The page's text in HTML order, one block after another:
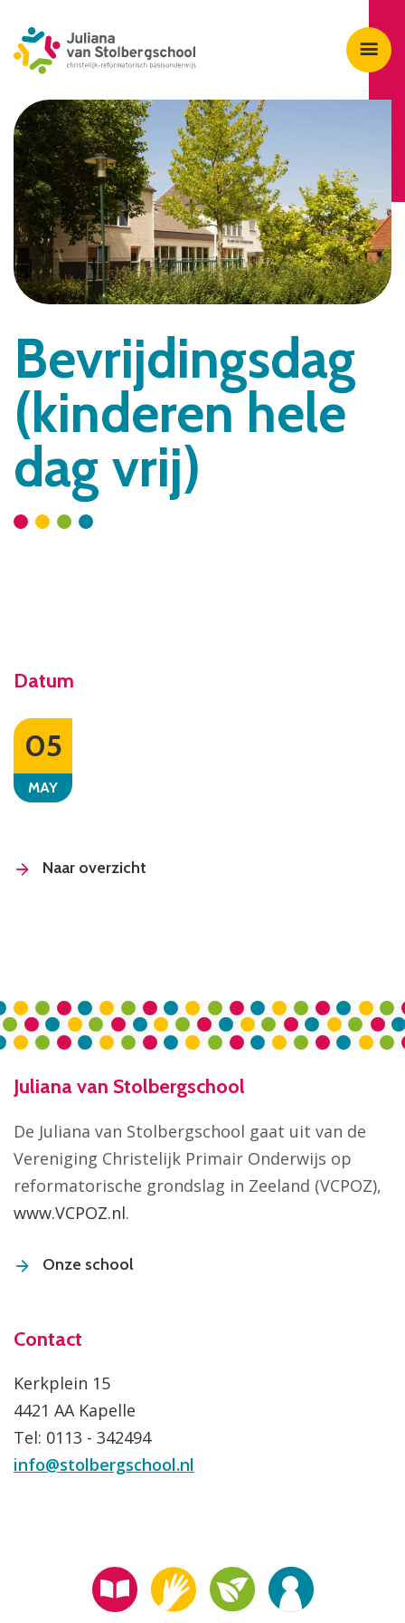
Bevrijdingsdag
(kinderen hele
dag vrij)
Datum
05
MAY
Naar overzicht
Juliana van Stolbergschool
De Juliana van Stolbergschool gaat uit van de
Vereniging Christelijk Primair Onderwijs op
reformatorische grondslag in Zeeland (VCPOZ),
www.VCPOZ.nl.
Onze school
Contact
Kerkplein 15
4421 AA Kapelle
Tel: 0113 - 342494
info@stolbergschool.nl